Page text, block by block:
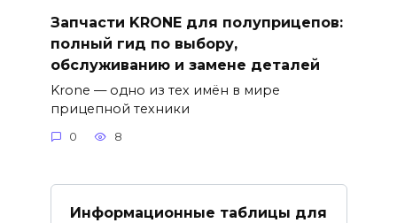
Запчасти KRONE для полуприцепов:
полный гид по выбору,
обслуживанию и замене деталей
Krone — одно из тех имён в мире
прицепной техники
0 8
Информационные таблицы для